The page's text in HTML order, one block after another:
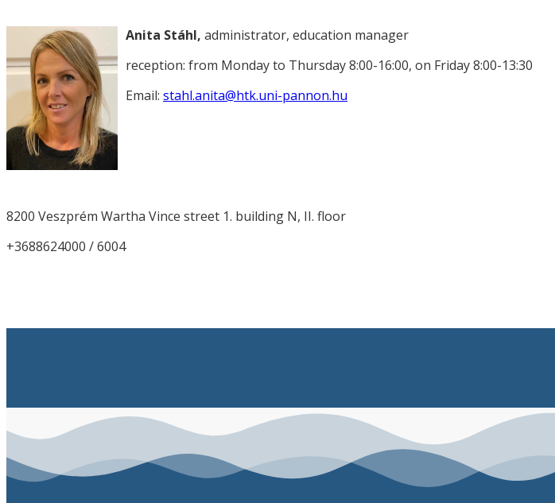
Anita Stáhl, administrator, education manager
reception: from Monday to Thursday 8:00-16:00, on Friday 8:00-13:30
Email: stahl.anita@htk.uni-pannon.hu
8200 Veszprém Wartha Vince street 1. building N, II. floor
+3688624000 / 6004